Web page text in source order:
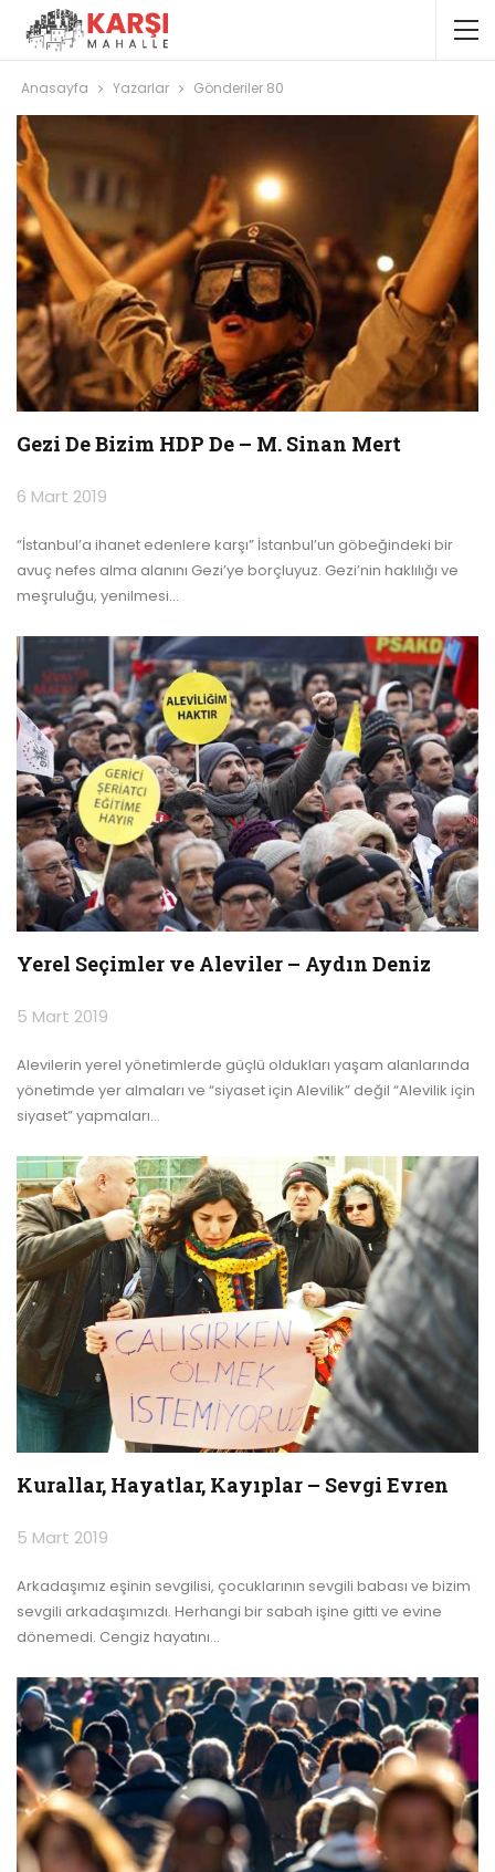
Anasayfa Yazarlar Gönderiler 80
Gezi De Bizim HDP De – M. Sinan Mert
6 Mart 2019
“İstanbul’a ihanet edenlere karşı” İstanbul’un göbeğindeki bir
avuç nefes alma alanını Gezi’ye borçluyuz. Gezi’nin haklılığı ve
meşruluğu, yenilmesi…
Yerel Seçimler ve Aleviler – Aydın Deniz
5 Mart 2019
Alevilerin yerel yönetimlerde güçlü oldukları yaşam alanlarında
yönetimde yer almaları ve “siyaset için Alevilik” değil “Alevilik için
siyaset” yapmaları…
Kurallar, Hayatlar, Kayıplar – Sevgi Evren
5 Mart 2019
Arkadaşımız eşinin sevgilisi, çocuklarının sevgili babası ve bizim
sevgili arkadaşımızdı. Herhangi bir sabah işine gitti ve evine
dönemedi. Cengiz hayatını…